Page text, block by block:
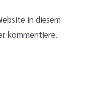
in diesem
kommentiere.